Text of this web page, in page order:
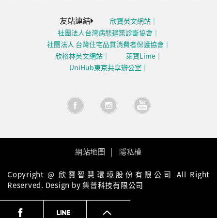
友站連結
欣寶英文網站
社團法人台灣病態建築診斷協會
社團法人 台灣住宅品質消費者保護協會
欣格林英文網站
萊寶Lime
UniHub東京共享辦公室
網站地圖 隱私權
Copyright @ 欣寶智慧環境股份有限公司 All Right
Reserved. Design by 集普科技有限公司